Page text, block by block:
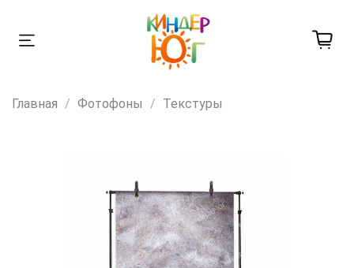
Главная Фотофоны Текстуры